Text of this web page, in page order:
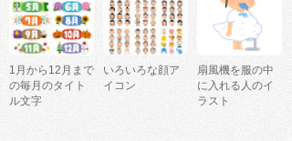
1月から12月まで
の毎月のタイト
ル文字
いろいろな顔ア
イコン
扇風機を服の中
に入れる人のイ
ラスト